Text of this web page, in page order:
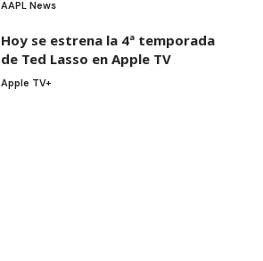
AAPL News
Hoy se estrena la 4ª temporada
de Ted Lasso en Apple TV
Apple TV+